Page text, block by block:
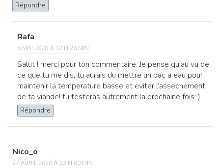
Répondre
Rafa
5 MAI 2020 À 12 H 26 MIN
Salut ! merci pour ton commentaire. Je pense qu’au vu de
ce que tu me dis, tu aurais du mettre un bac a eau pour
maintenir la temperature basse et eviter l’assechement
de ta viande! tu testeras autrement la prochaine fois: )
Répondre
Nico_o
27 AVRIL 2020 À 22 H 00 MIN